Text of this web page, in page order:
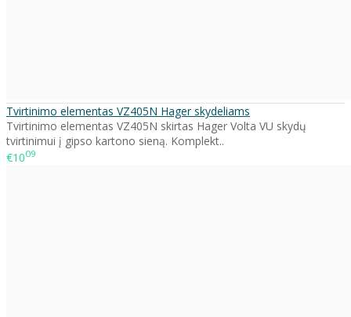
Tvirtinimo elementas VZ405N Hager skydeliams
Tvirtinimo elementas VZ405N skirtas Hager Volta VU skydų
tvirtinimui į gipso kartono sieną. Komplekt..
€1009